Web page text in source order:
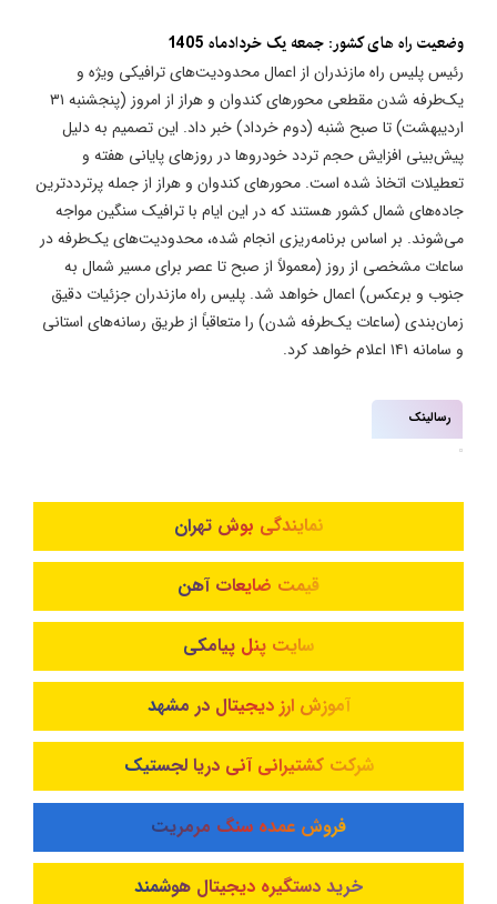
وضعیت راه های کشور: جمعه یک خردادماه 1405
رئیس پلیس راه مازندران از اعمال محدودیت‌های ترافیکی ویژه و
یک‌طرفه شدن مقطعی محورهای کندوان و هراز از امروز (پنجشنبه ۳۱
اردیبهشت) تا صبح شنبه (دوم خرداد) خبر داد. این تصمیم به دلیل
پیش‌بینی افزایش حجم تردد خودروها در روزهای پایانی هفته و
تعطیلات اتخاذ شده است. محورهای کندوان و هراز از جمله پرترددترین
جاده‌های شمال کشور هستند که در این ایام با ترافیک سنگین مواجه
می‌شوند. بر اساس برنامه‌ریزی انجام شده، محدودیت‌های یک‌طرفه در
ساعات مشخصی از روز (معمولاً از صبح تا عصر برای مسیر شمال به
جنوب و برعکس) اعمال خواهد شد. پلیس راه مازندران جزئیات دقیق
زمان‌بندی (ساعات یک‌طرفه شدن) را متعاقباً از طریق رسانه‌های استانی
و سامانه ۱۴۱ اعلام خواهد کرد.
رسالینک
نمایندگی بوش تهران
قیمت ضایعات آهن
سایت پنل پیامکی
آموزش ارز دیجیتال در مشهد
شرکت کشتیرانی آنی دریا لجستیک
فروش عمده سنگ مرمریت
خرید دستگیره دیجیتال هوشمند